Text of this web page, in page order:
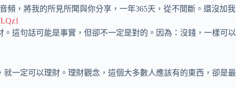
頻，將我的所見所聞與你分享，一年365天，從不間斷。還沒加我
這句話可能是事實，但卻不一定是對的。因為：沒錢，一樣可以
一定可以理財。理財觀念，這個大多數人應該有的東西，卻是最